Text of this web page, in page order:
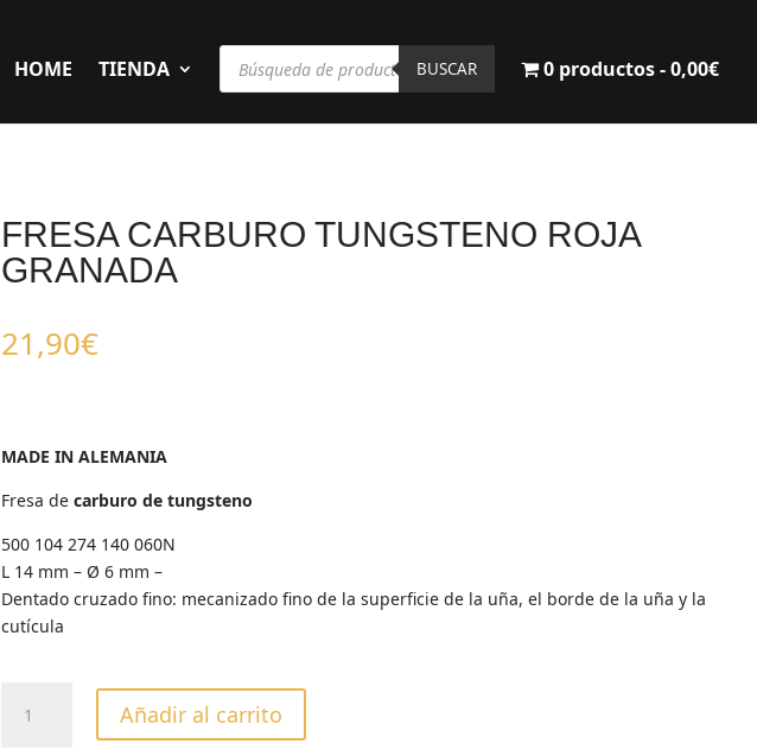
HOME TIENDA
Búsqueda
productos
BUSCAR 0 productos 0,00€
FRESA CARBURO TUNGSTENO ROJA
GRANADA
21,90€
MADE IN ALEMANIA
Fresa decarburo de tungsteno
500 104 274 140 060N
L 14 mm – Ø 6 mm –
Dentado cruzado fino: mecanizado fino de la superficie de la uña, el borde de la uña y la
cutícula
CARBURO
Añadir al carrito